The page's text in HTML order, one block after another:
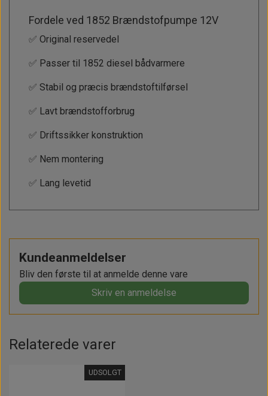
Fordele ved 1852 Brændstofpumpe 12V
✅ Original reservedel
✅ Passer til 1852 diesel bådvarmere
✅ Stabil og præcis brændstoftilførsel
✅ Lavt brændstofforbrug
✅ Driftssikker konstruktion
✅ Nem montering
✅ Lang levetid
Kundeanmeldelser
Bliv den første til at anmelde denne vare
Skriv en anmeldelse
Relaterede varer
UDSOLGT